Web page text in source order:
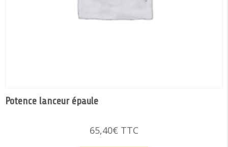
Potence lanceur épaule
65,40€ TTC